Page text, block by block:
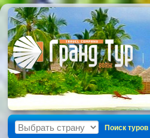
Поиск туров